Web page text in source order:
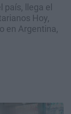
llega el
Hoy,
en Argentina,